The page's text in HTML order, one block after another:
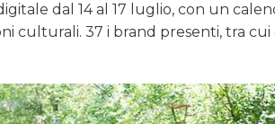
dal 14 al 17 luglio, con un
culturali. 37 i brand presenti, tra cui